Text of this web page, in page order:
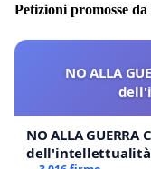
Petizioni promosse
NO ALLA
NO ALLA GUERRA